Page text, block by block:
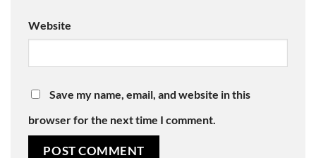
Website
Save my name, email, and website in this
browser for the next time I comment.